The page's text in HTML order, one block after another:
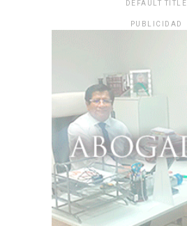
DEFAULT TITLE
PUBLICIDAD